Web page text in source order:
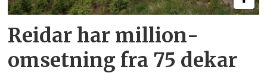
Reidar har million­
omsetning fra 75 dekar